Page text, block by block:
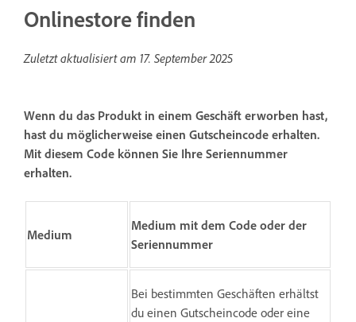
Onlinestore finden
Zuletzt aktualisiert am 17. September 2025
Wenn du das Produkt in einem Geschäft erworben hast,
hast du möglicherweise einen Gutscheincode erhalten.
Mit diesem Code können Sie Ihre Seriennummer
erhalten.
Medium
Medium mit dem Code oder der
Seriennummer
Bei bestimmten Geschäften erhältst
du einen Gutscheincode oder eine